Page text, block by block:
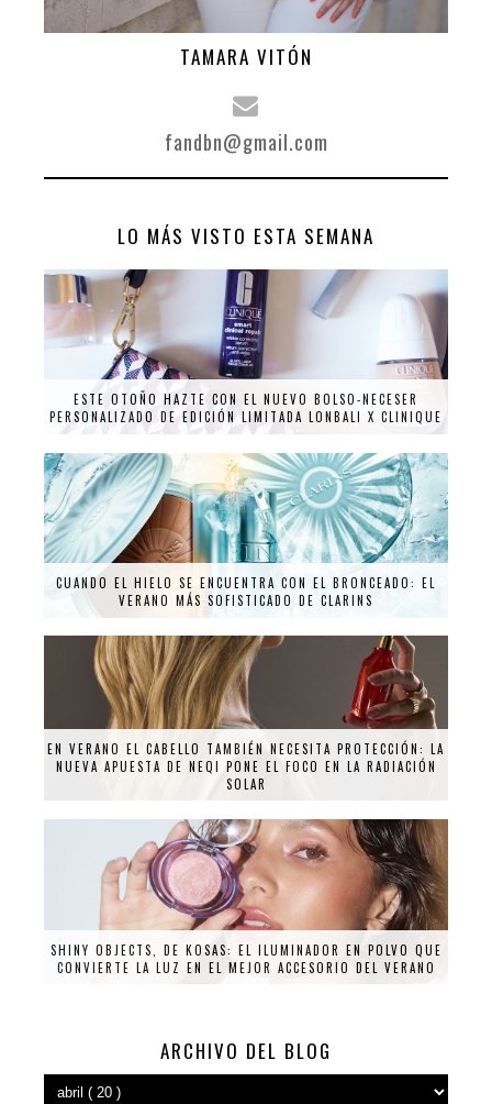
TAMARA VITÓN
fandbn@gmail.com
LO MÁS VISTO ESTA SEMANA
ESTE OTOÑO HAZTE CON EL NUEVO BOLSO-NECESER
PERSONALIZADO DE EDICIÓN LIMITADA LONBALI X CLINIQUE
CUANDO EL HIELO SE ENCUENTRA CON EL BRONCEADO: EL
VERANO MÁS SOFISTICADO DE CLARINS
EN VERANO EL CABELLO TAMBIÉN NECESITA PROTECCIÓN: LA
NUEVA APUESTA DE NEQI PONE EL FOCO EN LA RADIACIÓN
SOLAR
SHINY OBJECTS, DE KOSAS: EL ILUMINADOR EN POLVO QUE
CONVIERTE LA LUZ EN EL MEJOR ACCESORIO DEL VERANO
ARCHIVO DEL BLOG